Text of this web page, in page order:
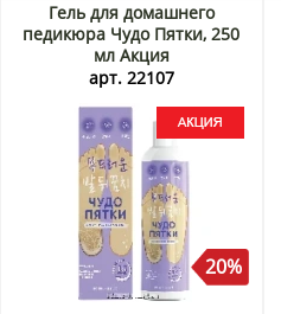
Гель для домашнего
педикюра Чудо Пятки, 250
мл Акция
арт. 22107
20%